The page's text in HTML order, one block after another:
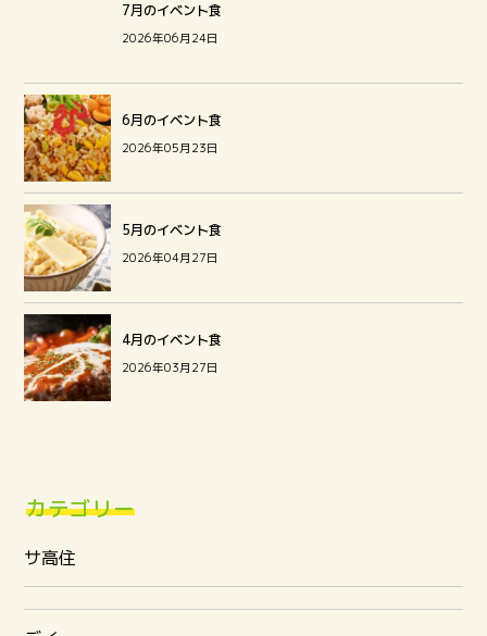
7月のイベント食
2026年06月24日
6月のイベント食
2026年05月23日
5月のイベント食
2026年04月27日
4月のイベント食
2026年03月27日
カテゴリー
サ高住